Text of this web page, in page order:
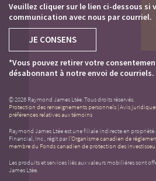
Veuillez cliquer sur le lien ci-dessous si
communication avec nous par courriel.
JE CONSENS
*Vous pouvez retirer votre
désabonnant à notre envoi de courriels.
© 2026 Raymond James Ltée. Tous droits réservés.
Protection des renseignements personnels |Avis
préférences relatives aux témoins
Raymond James Ltée est une filiale indirecte en
Financial, Inc., régit parl’Organisme canadien de
membre du Fonds canadien de protection des
Les produits et services liés aux valeurs mobilières sont
James Ltée.